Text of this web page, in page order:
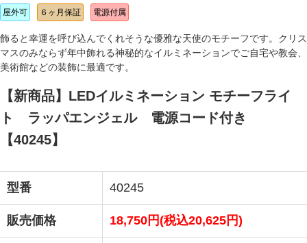
屋外可 ６ヶ月保証 電源付属
飾ると幸運を呼び込んでくれそうな優雅な天使のモチーフです。クリス
マスのみならず年中飾れる神秘的なイルミネーションでご自宅や教会、
美術館などの装飾に最適です。
【新商品】LEDイルミネーション モチーフライ
ト ラッパエンジェル 電源コード付き
【40245】
型番 40245
販売価格 18,750円(税込20,625円)